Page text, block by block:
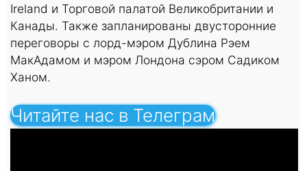
Ireland и Торговой палатой Великобритании и
Канады. Также запланированы двусторонние
переговоры с лорд-мэром Дублина Рэем
МакАдамом и мэром Лондона сэром Садиком
Ханом.
Читайте нас в Телеграм